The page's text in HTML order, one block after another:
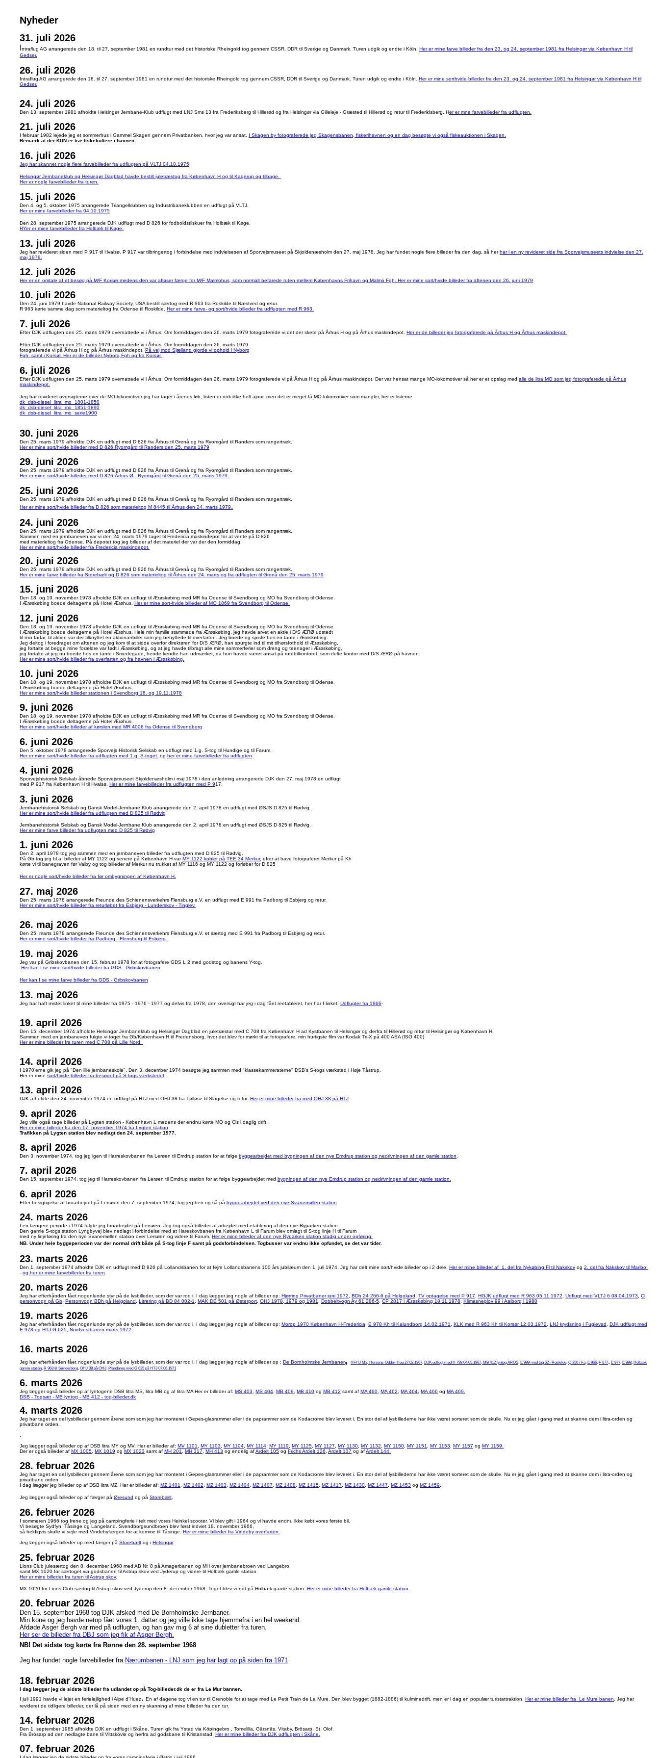
Nyheder
31. juli 2026
ntraflug AG arrangerede den 18. til 27. september 1981 en rundtur med det historiske Rheingold tog gennem CSSR, DDR til Sverige og Danmark. Turen udgik og endte i Köln. Her er mine farve billeder fra den 23. og 24. september 1981 fra Helsingør via København H til
Gedser.
26. juli 2026
Intraflug AG arrangerede den 18. til 27. september 1981 en rundtur med det historiske Rheingold tog gennem CSSR, DDR til Sverige og Danmark. Turen udgik og endte i Köln. Her er mine sorthvide billeder fra den 23. og 24. september 1981 fra Helsingør via København H til
Gedser.
24. juli 2026
Den 13. september 1981 afholdte Helsingør Jernbane-Klub udflugt med LNJ Sms 13 fra Frederiksberg til Hillerød og fra Helsingør via Gilleleje - Græsted til Hillerød og retur til Frederiklsberg. Her er mne farvebilleder fra udflugten.
21. juli 2026
I februar 1982 lejede jeg et sommerhus i Gammel Skagen gennem Privatbanken, hvor jeg var ansat. I Skagen by fotograferede jeg Skagensbanen, fiskerihavnen og en dag besøgte vi også fiskeauktionen i Skagen.
Bemærk at der KUN er træ fiskekuttere i havnen.
16. juli 2026
Jeg har skannet nogle flere farvebilleder fra udflugten på VLTJ 04.10.1975
Helsingør Jernbaneklub og Helsingør Dagblad havde bestilt juletræstog fra København H og til Kagerup og tilbage.
Her er nogle farvebilleder fra turen.
15. juli 2026
Den 4. og 5. oktober 1975 arrangerede Triangelklubben og Industribaneklubben en udflugt på VLTJ.
Her er mine farvebilleder fra 04.10.1975
Den 28. september 1975 arrangerede DJK udflugt med D 826 for fodboldstilskuer fra Holbæk til Køge.
HYer er mine farvebilleder fra Holbæk til Køge.
13. juli 2026
Jeg har revideret siden med P 917 til Hvalsø. P 917 var tilbringertog i forbindelse med indvielsesen af Sporvejsmuseet på Skjoldenæsholm den 27. maj 1978. Jeg har fundet nogle flere billeder fra den dag, så herhar i en ny revideret side fra Sporvejsmuseets indvielse den 27.
maj 1978.
12. juli 2026
Her er en omtale af et besøg på M/F Korsør medens den var afløser færge for M/F Malmöhus, som normalt befarede ruten mellem Københavns Frihavn og Malmö Fgh. Her er mine sort/hvide billeder fra aftenen den 26. juni 1979
10. juli 2026
Den 24. juni 1979 havde National Railway Society, USA bestilt særtog med R 963 fra Roskilde til Næstved og retur.
R 963 kørte samme dag som materieltog fra Odense til Roskilde. Her er mine farve- og sort/hvide billeder fra udflugten med R 963.
7. juli 2026
Efter DJK udflugten den 25. marts 1979 overnattede vi i Århus. Om formiddagen den 26. marts 1979 fotograferede vi det der skete på Århus H og på Århus maskindepot. Her er de billeder jeg fotograferede på Århus H og Århus maskindepot.
Efter DJK udflugten den 25. marts 1979 overnattede vi i Århus. Om formiddagen den 26. marts 1979
fotograferede vi på Århus H og på Århus maskindepot. På vej mod Sjælland gjorde vi ophold i Nyborg
Fgh. samt i Korsør. Her er de billeder Nyborg Fgh og fra Korsør.
6. juli 2026
Efter DJK udflugten den 25. marts 1979 overnattede vi i Århus. Om formiddagen den 26. marts 1979 fotograferede vi på Århus H og på Århus maskindepot. Der var hensat mange MO-lokomotiver så her er et opslag med alle de litra MO som jeg fotograferede på Århus
maskindepot.
Jeg har revideret oversigterne over de MO-lokomotiver jeg har taget i årenes løb, listen er nok ikke helt ajour, men det er meget få MO-lokomotiver som mangler, her er listerne
dk_dsb-diesel_litra_mo_1801-1850
dk_dsb-diesel_litra_mo_1851-1890
dk_dsb-diesel_litra_mo_serie1900
30. juni 2026
Den 25. marts 1979 afholdte DJK en udflugt med D 826 fra Århus til Grenå og fra Ryomgård til Randers som rangertræk.
Her er mine sort/hvide billeder med D 826 Ryomgård til Randers den 25. marts 1979
29. juni 2026
Den 25. marts 1979 afholdte DJK en udflugt med D 826 fra Århus til Grenå og fra Ryomgård til Randers som rangertræk.
Her er mine sort/hvide billeder med D 826 Århus Ø - Ryomgård til Grenå den 25. marts 1979 .
25. juni 2026
Den 25. marts 1979 afholdte DJK en udflugt med D 826 fra Århus til Grenå og fra Ryomgård til Randers som rangertræk.
Her er mine sort/hvide billeder fra D 826 som materieltog M 8445 til Århus den 24. marts 1979.
24. juni 2026
Den 25. marts 1979 afholdte DJK en udflugt med D 826 fra Århus til Grenå og fra Ryomgård til Randers som rangertræk.
Sammen med en jernbaneven var vi den 24. marts 1979 taget til Fredericia maskindepot for at vente på D 826
med materieltog fra Odense. På depotet tog jeg billeder af det materiel der var der den formiddag.
Her er mine sort/hvide billeder fra Fredericia maskindepot.
20. juni 2026
Den 25. marts 1979 afholdte DJK en udflugt med D 826 fra Århus til Grenå og fra Ryomgård til Randers som rangertræk.
Her er mine farve billeder fra Storebælt og D 826 som materieltog til Århus den 24. marts og fra udflugten til Grenå den 25. marts 1979
15. juni 2026
Den 18. og 19. november 1978 afholdte DJK en udflugt til Ærøskøbing med MR fra Odense til Svendborg og MO fra Svendborg til Odense.
I Ærøskøbing boede deltagerne på Hotel Ærøhus. Her er mine sort-hvide billeder af MO 1869 fra Svendborg til Odense.
12. juni 2026
Den 18. og 19. november 1978 afholdte DJK en udflugt til Ærøskøbing med MR fra Odense til Svendborg og MO fra Svendborg til Odense.
I Ærøskøbing boede deltagerne på Hotel Ærøhus. Hele min familie stammede fra Ærøskøbing, jeg havde arvet en aktie i D/S ÆRØ udstedt
til min farfar, til aktien var der tilknyttet en aktionærbillet som jeg benyttede til overfarten. Jeg boede og spiste hos en tante i Ærøskøbing.
Jeg deltog i foredraget om aftenen og jeg kom til at sidde overfor direktøren for D/S ÆRØ, han spurgte ind til mit tilhørsfothold til Ærøskøbing,
jeg fortalte at begge mine forældre var født i Ærøskøbing, og at jeg havde tilbragt alle mine sommerferier som dreng og teenager i Ærøskøbing,
jeg fortalte at jeg nu boede hos en tante i Smedegade, hende kendte han udmærket, da hun havde været ansat på rutebilkontoret, som delte kontor med D/S ÆRØ på havnen.
Her er mine sort/hvide billeder fra overfarten og fra havnen i Ærøskøbing.
10. juni 2026
Den 18. og 19. november 1978 afholdte DJK en udflugt til Ærøskøbing med MR fra Odense til Svendborg og MO fra Svendborg til Odense.
I Ærøskøbing boede deltagerne på Hotel Ærøhus.
Her er mine sort/hvide billeder stationen i Svendborg 18. og 19.11.1978
9. juni 2026
Den 18. og 19. november 1978 afholdte DJK en udflugt til Ærøskøbing med MR fra Odense til Svendborg og MO fra Svendborg til Odense.
I Ærøskøbing boede deltagerne på Hotel Ærøhus.
Her er mine sort/hvide billeder af kørslen med MR 4006 fra Odense til Svendborg
6. juni 2026
Den 5. oktober 1978 arrangerede Sporvejs Historisk Selskab en udflugt med 1.g. S-tog til Hundige og til Farum.
Her er mine sort/hvide billeder fra udflugten med 1.g. S-toget. og her er mine farvebilleder fra udflugten
4. juni 2026
Sporvejshistorisk Selskab åbnede Sporvejsmuseet Skjoldenæsholm i maj 1978 i den anledning arrangerede DJK den 27. maj 1978 en udflugt
med P 917 fra København H til Hvalsø. Her er mine farvebilleder fra udflugten med P 917.
3. juni 2026
Jernbanehistorisk Selskab og Dansk Model-Jernbane Klub arrangerede den 2. april 1978 en udflugt med ØSJS D 825 til Rødvig.
Her er mine sort/hvide billeder fra udflugten med D 825 til Rødvig
Jernbanehistorisk Selskab og Dansk Model-Jernbane Klub arrangerede den 2. april 1978 en udflugt med ØSJS D 825 til Rødvig.
Her er mine farve billeder fra udflugten med D 825 til Rødvig
1. juni 2026
Den 2. april 1978 tog jeg sammen med en jernbaneven billeder fra udflugten med D 825 til Rødvig.
På Gb tog jeg bl.a. billeder af MY 1122 og senere på København H var MY 1122 koblet på TEE 34 Merkur, efter at have fotograferet Merkur på Kh
kørte vi til banegraven før Valby og tog billeder af Merkur nu trukket af MY 1116 og MY 1122 og forløber for D 825
Her er nogle sort/hvide billeder fra før ombygningen af København H.
27. maj 2026
Den 25. marts 1978 arrangerede Freunde des Schienensverkehrs Flensburg e.V. en udflugt med E 991 fra Padborg til Esbjerg og retur.
Her er mine sort/hvide billeder fra returløbet fra Esbjerg - Lunderskov - Tinglev.
26. maj 2026
Den 25. marts 1978 arrangerede Freunde des Schienensverkehrs Flensburg e.V. et særtog med E 991 fra Padborg til Esbjerg og retur.
Her er mine sort/hvide billeder fra Padborg - Flensburg til Esbjerg.
19. maj 2026
Jeg var på Gribskovbanen den 15. februar 1978 for at fotografere GDS L 2 med godstog og banens Y-tog.
Her kan I se mine sort/hvide billeder fra GDS - Gribskovbanen
Her kan I se mine farve billeder fra GDS - Gribskovbanen
13. maj 2026
Jeg har haft mistet linket til mine billeder fra 1975 - 1976 - 1977 og delvis fra 1978, den oversigt har jeg i dag fået reetableret, her har I linket: Udflugter fra 1966-
19. april 2026
Den 15. december 1974 afholdte Helsingør Jernbaneklub og Helsingør Dagblad en juletræstur med C 708 fra København H ad Kystbanen til Helsingør og derfra til Hillerød og retur til Helsingør og København H.
Sammen med en jernbaneven fulgte vi toget fra Gb/København H til Fredensborg, hvor det blev for mørkt til at fotografere, min hurtigste film var Kodak Tri-X på 400 ASA (ISO 400)
Her er mine billeder fra turen med C 708 på Lille Nord.
14. april 2026
I 1970'erne gik jeg på "Den lille jernbaneskole". Den 3. december 1974 besøgte jeg sammen med "klassekammeraterne" DSB's S-togs værksted i Høje Tåstrup.
Her er mine sort/hvide billeder fra besøget på S-togs værkstedet
13. april 2026
DJK afholdte den 24. november 1974 en udflugt på HTJ med OHJ 38 fra Tølløse til Slagelse og retur. Her er mine billeder fra med OHJ 38 på HTJ
9. april 2026
Jeg ville også tage billeder på Lygten station - København L medens der endnu kørte MO og Cls i daglig drift.
Her er mine billeder fra den 17. november 1974 fra Lygten station
Trafikken på Lygten station blev nedlagt den 24. september 1977.
8. april 2026
Den 3. november 1974, tog jeg igen til Harreskovbanen fra Lerøen til Emdrup station for at følge byggearbejdet med bygningen af den nye Emdrup station og nedrivningen af den gamle station
7. april 2026
Den 15. september 1974, tog jeg til Harreskovbanen fra Lerøen til Emdrup station for at følge byggearbejdet med bygningen af den nye Emdrup station og nedrivningen af den gamle station.
6. april 2026
Efter besigtigelse af broarbejdet på Lersøen den 7. september 1974, tog jeg hen og så på byggearbejdet ved den nye Svanemøllen station
24. marts 2026
I en længere periode i 1974 fulgte jeg broarbejdet på Lersøen. Jeg tog også billeder af arbejdet med etablering af den nye Ryparken station.
Den gamle S-togs station Lyngbyvej blev nedlagt i forbindelse med at Hareskovbanen fra København L til Farum blev omlagt til S-tog linje H til Farum
med ny linjeføring fra den nye Svanemøllen station over Lersøen og videre til Farum. Her er mine billeder af den nye Ryparken station stadig under opføring.
NB. Under hele byggeperioden var der normal drift både på S-tog linje F samt på godsforbindelsen. Togbusser var endnu ikke opfundet, se det var tider.
23. marts 2026
Den 1. september 1974 afholdte DJK en udflugt med D 826 på Lollandsbanen for at fejre Lollandsbanens 100 års jubilæum den 1. juli 1974. Jeg har delt mine sort/hvide billeder op i 2 dele. Her er mine billeder af 1. del fra Nykøbing Fl til Nakskov og 2. del fra Nakskov til Maribo.
- og her er mine farvebilleder fra turen
20. marts 2026
Jeg har efterhånden fået nogenlunde styr på de lysbilleder, som der var rod i. I dag lægger jeg nogle af billeder op: Hjørring Privatbaner juni 1972 BDh 24 266-6 på Helgoland TV optagelse med P 917, HGJK udflugt med R 963 05.11.1972 Udflugt med VLTJ 6 08.04.1973
Cl
personvogn på Gb Personvogn BDh på Helgoland Litrering på BD 84 002-1 MAK DE 501 på Østerport OHJ 1978, 1979 og 1981 Dobbeltvogn Ay 61 286-5 CP 2817 i Ærøskøbing 18.11.1978 Klimasneplov 99 i Aalborg i 1980
19. marts 2026
Jeg har efterhånden fået nogenlunde styr på de lysbilleder, som der var rod i. I dag lægger jeg nogle af billeder op: Morop 1970 København H-Fredericia, E 978 Kh til Kalundborg 14.02.1971, KLK med R 963 Kh til Korsør 12.03.1972, LNJ krydsning i Fuglevad, DJK udflugt med
E 978 og HTJ G 625, Nordvestbanen marts 1972
16. marts 2026
Jeg har efterhånden fået nogenlunde styr på de lysbilleder, som der var rod i. I dag lægger jeg nogle af billeder op : De Bornholmske Jernbaner, HFHJ M2, Horsens-Odder-Hou 27.02.1967, DJK udflugt med H 798 04.05.1967, MB 412 lyntog AROS, E 999 med tog 52 i Roskilde, Q 350 i Fa, E 966, F 677,, E 977, E 998, Holbæk
gamle station, R 963 til Sønderborg, OHJ 38 på OHJ, Plandamp med G 625 på HTJ 07.06.1971
6. marts 2026
Jeg lægger også billeder op af lyntogene DSB litra MS, litra MB og af litra MA Her er billeder af: MS 403 MS 404 MB 409 MB 410 og MB 412 samt af MA 460 MA 462 MA 464 MA 466 og MA 469.
DSB - Togsæt - MB lyntog - MB 412 - tog-billeder.dk
4. marts 2026
Jeg har taget en del lysbilleder gennem årene som som jeg har monteret i Gepes-glasrammer eller i de paprammer som de Kodacrome blev leveret i. En stor del af lysbillederne har ikke været sorteret som de skulle. Nu er jeg gået i gang med at skanne dem i litra-orden og
privatbane orden.
Jeg lægger også billeder op af DSB litra MY og MV. Her er billeder af: MV 1101 MY 1103 MY 1104 MY 1114 MY 1119 MY 1125 MY 1127 MY 1130 MY 1132 MY 1150 MY 1151 MY 1153 MY 1157 og MY 1159.
Der er også billeder af MX 1005 MX 1019 og MX 1023 samt af MH 201 MH 317 MH 413 og endelig afArdelt 105 og Frichs Ardelt 126 Ardelt 137 og afArdelt 144.
28. februar 2026
Jeg har taget en del lysbilleder gennem årene som som jeg har monteret i Gepes-glasrammer eller i de paprammer som de Kodacrome blev leveret i. En stor del af lysbillederne har ikke været sorteret som de skulle. Nu er jeg gået i gang med at skanne dem i litra-orden og
privatbane orden.
I dag lægger jeg billeder op af DSB litra MZ. Her er billeder af: MZ 1401 MZ 1402 MZ 1403 MZ 1404 MZ 1407 MZ 1408 MZ 1415 MZ 1417 MZ 1430 MZ 1447 MZ 1453 og MZ 1459
Jeg lægger også billeder op af færger på Øresund og på Storebælt
26. februer 2026
I sommeren 1966 tog Irene og jeg på campingferie i telt med vores Heinkel scooter. Vi blev gift i 1964 og vi havde endnu ikke købt vores første bil.
Vi besøgte Sydfyn, Tåsinge og Langeland. Svendborgsundbroen blev først indviet 18. november 1966,
så heldigvis skulle vi sejle med Vindebyfærgen for at komme til Tåsinge. Her er mine billeder fra Vindeby overfarten.
Jeg lægger også billeder op med færger på Storebælt og i Helsingør.
25. februar 2026
Lions Club julesærtog den 8. december 1968 med AB Nr. 8 på Amagerbanen og MH over jernbanebroen ved Langebro
samt MX 1020 for særtoget via godsbanen til Astrup skov ved Jyderup og videre til Holbæk gamle station.
Her er mine billeder fra turen til Astrup skov.
MX 1020 for Lions Club særtog til Astrup skov ved Jyderup den 8. december 1968. Toget blev vendt på Holbæk gamle station. Her er mine billeder fra Holbæk gamle station
20. februar 2026
Den 15. september 1968 tog DJK afsked med De Bornholmske Jernbaner.
Min kone og jeg havde netop fået vores 1. datter og jeg ville ikke tage hjemmefra i en hel weekend.
Afdøde Asger Bergh var med på udflugten, og han gav mig 6 af sine dubletter fra turen.
Her ser de billeder fra DBJ som jeg fik af Asger Bergh.
NB! Det sidste tog kørte fra Rønne den 28. september 1968
Jeg har fundet nogle farvebilleder fra Nærumbanen - LNJ som jeg har lagt op på siden fra 1971
18. februar 2026
I dag lægger jeg de sidste billeder fra udlandet op på Tog-billeder.dk de er fra Le Mur bannen.
I juli 1991 havde vi lejet en ferielejlighed i Alpe d'Huez. En af dagene tog vi en tur til Grenoble for at tage med Le Petit Train de La Mure. Den blev bygget (1882-1886) til kulminedrift, men er i dag en populær turistattraktion. Her er mine billeder fra Le Mure banen . Jeg har
revideret de tidligere billeder, der lå på siden med en ny skanning af mine billeder fra den tur.
14. februar 2026
Den 1. september 1985 afholdte DJK en udflugt i Skåne. Turen gik fra Ystad via Köpingebro , Tomelilla, Gärsnäs, Vitaby, Brösarp, St. Olof.
Fra Brösarp ad den nedlagte bane til Vittskövle og herfra ad godsbane til Kristanstad. Her er mine billeder fra DJK udflugten i Skåne.
07. februar 2026